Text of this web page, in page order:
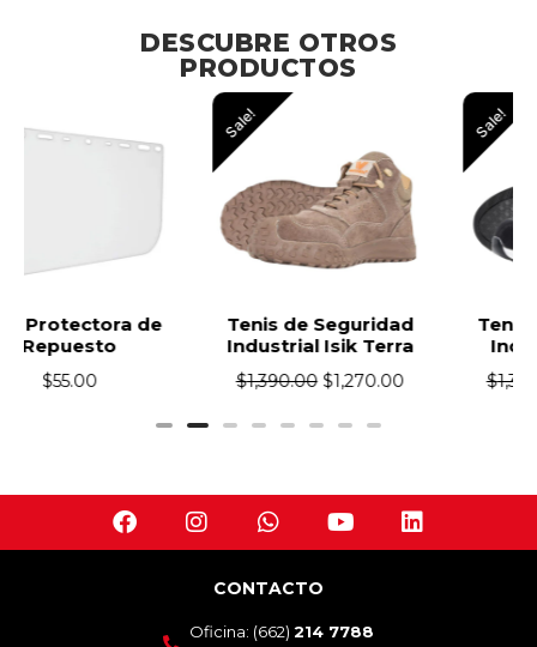
DESCUBRE OTROS
PRODUCTOS
Sale!
Tenis de Seguridad
Industrial Isik Terra
$1,390.00 1,270.00
Tenis de Seguridad
Industrial Isik Zu
$1,390.00 1,270.00
CONTACTO
Oficina: (662)214 7788